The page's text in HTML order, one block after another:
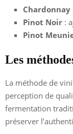
Chardonnay
Pinot Noir :
Pinot
Les
La méthode de
perception de
fermentation
préserver